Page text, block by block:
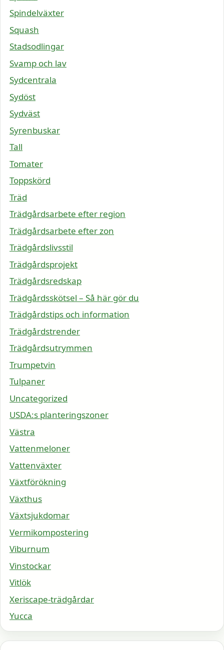
Spindelväxter
Squash
Stadsodlingar
Svamp och lav
Sydcentrala
Sydöst
Sydväst
Syrenbuskar
Tall
Tomater
Toppskörd
Träd
Trädgårdsarbete efter region
Trädgårdsarbete efter zon
Trädgårdslivsstil
Trädgårdsprojekt
Trädgårdsredskap
Trädgårdsskötsel – Så här gör du
Trädgårdstips och information
Trädgårdstrender
Trädgårdsutrymmen
Trumpetvin
Tulpaner
Uncategorized
USDA:s planteringszoner
Västra
Vattenmeloner
Vattenväxter
Växtförökning
Växthus
Växtsjukdomar
Vermikompostering
Viburnum
Vinstockar
Vitlök
Xeriscape-trädgårdar
Yucca